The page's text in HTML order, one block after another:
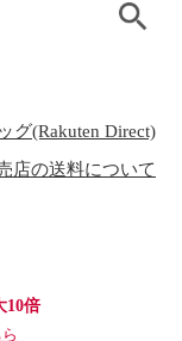
グ(Rakuten Direct)
店の送料について
10倍